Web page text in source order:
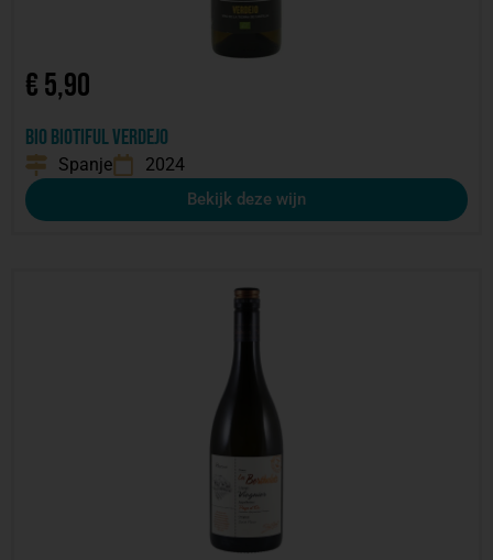
€5,90
Bio Biotiful Verdejo
Spanje 2024
Bekijk deze wijn